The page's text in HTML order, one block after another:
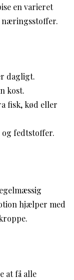
en varieret
næringsstoffer.
dagligt.
kost.
fisk, kød eller
fedtstoffer.
hjælper med
at få alle